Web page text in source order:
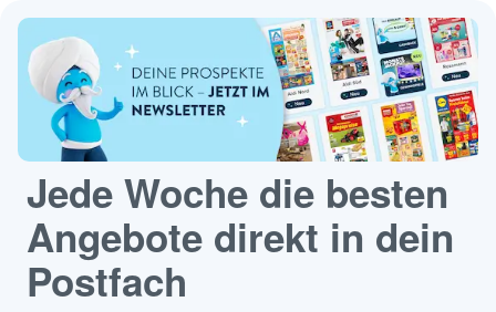
Jede Woche die besten
Angebote direkt in dein
Postfach